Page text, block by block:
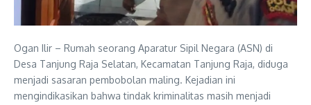
Ogan Ilir – Rumah seorang Aparatur Sipil Negara (ASN) di
Desa Tanjung Raja Selatan, Kecamatan Tanjung Raja, diduga
menjadi sasaran pembobolan maling. Kejadian ini
mengindikasikan bahwa tindak kriminalitas masih menjadi